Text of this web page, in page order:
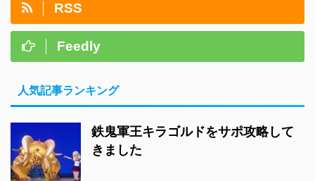
RSS
Feedly
人気記事ランキング
鉄鬼軍王キラゴルドをサポ攻略して
きました